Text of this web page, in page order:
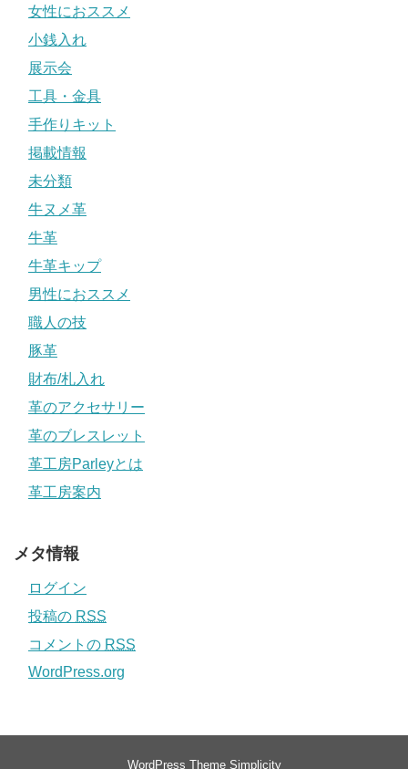
女性におススメ
小銭入れ
展示会
工具・金具
手作りキット
掲載情報
未分類
牛ヌメ革
牛革
牛革キップ
男性におススメ
職人の技
豚革
財布/札入れ
革のアクセサリー
革のブレスレット
革工房Parleyとは
革工房案内
メタ情報
ログイン
投稿の RSS
コメントの RSS
WordPress.org
WordPress Theme Simplicity